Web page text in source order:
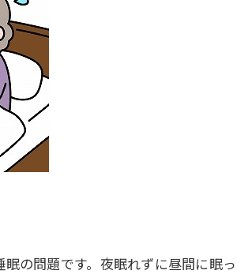
の問題です。夜眠れずに昼間に眠っ